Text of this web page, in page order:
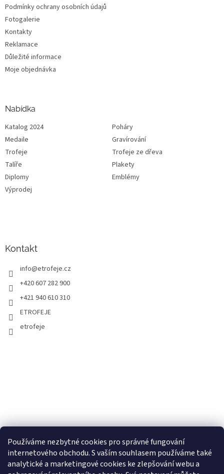
Používáme nezbytné cookies pro správné fungování
internetového obchodu. S vaším souhlasem používáme také
analytické a marketingové cookies ke zlepšování webu a
Podmínky ochrany osobních údajů
Fotogalerie
Kontakty
Reklamace
Důležité informace
Moje objednávka
Nabídka
Katalog 2024
Poháry
Medaile
Gravírování
Trofeje
Trofeje ze dřeva
Talíře
Plakety
Diplomy
Emblémy
Výprodej
Kontakt
info@etrofeje.cz
+420 607 282 900
+421 940 610 310
ETROFEJE
etrofeje